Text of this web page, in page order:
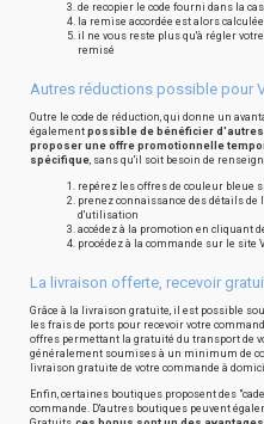
de recopier le code fourni dans la
la remise accordée est alors
il ne vous reste plus qu'à régler
remisé
Autres réductions possible pour
Outre le code de réduction, qui donne un
également possible de bénéficier
proposer une offre promotionnelle
spécifique, sans qu'il soit besoin de
repérez les offres de couleur bleue
prenez connaissance des détails de
d'utilisation
accédez à la promotion en cliquant
procédez à la commande sur le site
La livraison offerte, recevoir
Grâce à la livraison gratuite, il est possible
les frais de ports pour recevoir votre
offres permettant la gratuité du transport de
généralement soumises à un minimum de
livraison gratuite de votre commande à
Enfin, certaines boutiques proposent des
commande. D'autres boutiques peuvent